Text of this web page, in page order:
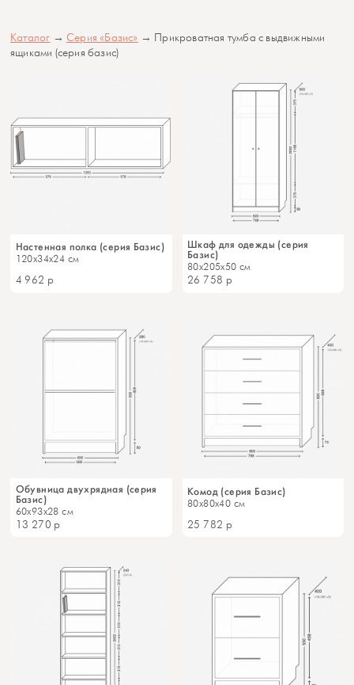
Каталог →Серия «Базис» → Прикроватная тумба с выдвижными
ящиками (серия базис)
Настенная полка (серия Базис)
120x34x24 см
4 962 р
Шкаф для одежды (серия
Базис)
80x205x50 см
26 758 р
Обувница двухрядная (серия
Базис)
60x93x28 см
13 270 р
Комод (серия Базис)
80x80x40 см
25 782 р